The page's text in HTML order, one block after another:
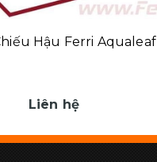
Hậu Ferri Aqualeaf
Liên hệ